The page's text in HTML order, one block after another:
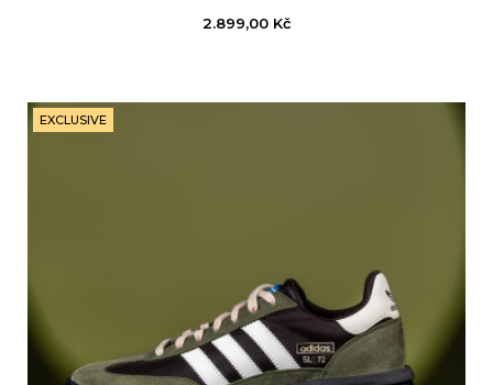
2.899,00 Kč
EXCLUSIVE